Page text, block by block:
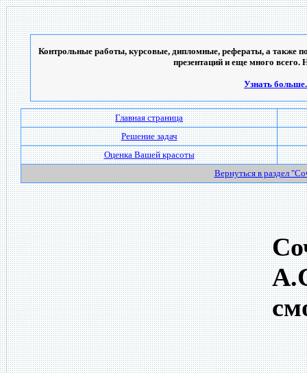
Контрольные работы, курсовые, дипломные, рефераты, а также
презентаций и еще много всего.
Узнать
Главная страница
Решение задач
Оценка Вашей красоты
Вернуться в раздел